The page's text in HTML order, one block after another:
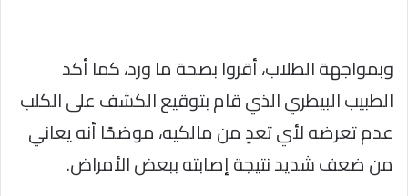
وبمواجهة الطلاب، أقروا بصحة ما ورد، كما أكد
الطبيب البيطري الذي قام بتوقيع الكشف على الكلب
عدم تعرضه لأي تعدٍ من مالكيه، موضحًا أنه يعاني
من ضعف شديد نتيجة إصابته ببعض الأمراض.